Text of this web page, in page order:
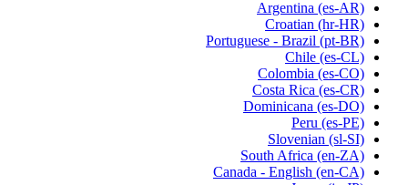
Argentina (es-AR)
Croatian (hr-HR)
Portuguese - Brazil (pt-BR)
Chile (es-CL)
Colombia (es-CO)
Costa Rica (es-CR)
Dominicana (es-DO)
Peru (es-PE)
Slovenian (sl-SI)
South Africa (en-ZA)
Canada - English (en-CA)